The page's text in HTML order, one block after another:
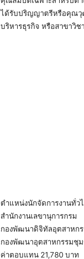
ได้รับปริญญาตรีหรือคุณวุ
บริหารธุรกิจ หรือสาขาวิช
ตำแหน่งนักจัดการงานทั่ว
สำนักงานเลขานุการกรม
กองพัฒนาดิจิทัลอุตสาหก
กองพัฒนาอุตสาหกรรมชุ
ค่าตอบแทน 21,780 บาท